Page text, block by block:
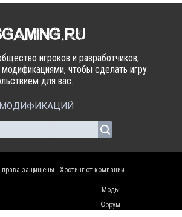
игроков и разработчиков,
чтобы сделать игру
для вас.
МОДИФИКАЦИЙ
защищены - Хостинг от компании .
Моды
Форум